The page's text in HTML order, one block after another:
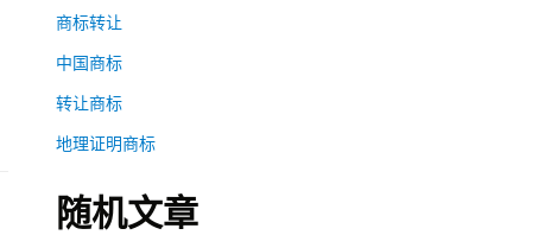
商标转让
中国商标
转让商标
地理证明商标
随机文章